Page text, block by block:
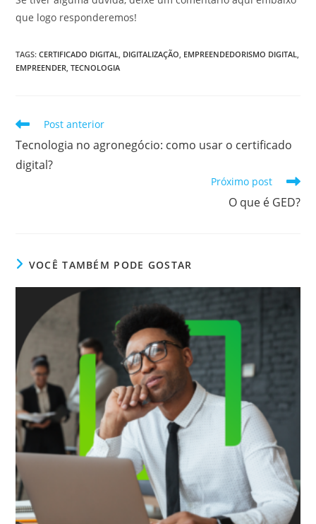
que logo responderemos!
TAGS:CERTIFICADO DIGITAL, DIGITALIZAÇÃO, EMPREENDEDORISMO DIGITAL,
EMPREENDER, TECNOLOGIA
Leia
artigos
Post anterior
Tecnologia no agronegócio: como usar o certificado
digital?
Próximo post
O que é GED?
VOCÊ TAMBÉM PODE GOSTAR